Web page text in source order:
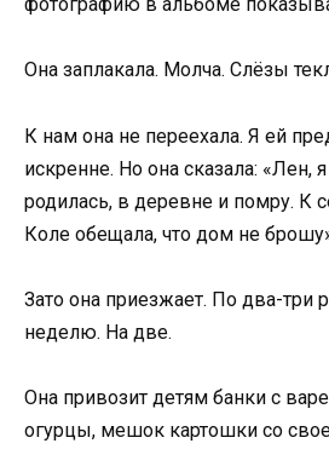
Она заплакала. Молча. Слёзы
К нам она не переехала. Я ей
искренне. Но она сказала: «Лен,
родилась, в деревне и помру. К
Коле обещала, что дом не
Зато она приезжает. По два-три
неделю. На две.
Она привозит детям банки с
огурцы, мешок картошки со